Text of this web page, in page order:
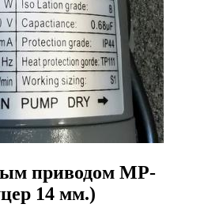
приводом MP-
14 мм.)